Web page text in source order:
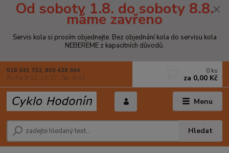
Od soboty 1.8. do soboty 8.8.
máme zavřeno
Servis kola si prosím objednejte. Bez objednání kola do servisu kola
NEBEREME z kapacitních důvodů.
Menu
Hledat
518 341 732, 603 438 304
Po-Pá 9-12, 13-17 ; So- 9-11
0 ks
za 0,00 Kč